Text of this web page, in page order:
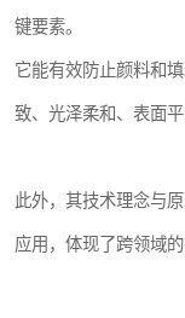
键要素。
它能有效防止颜料和
致、光泽柔和、表面
此外，其技术理念与
应用，体现了跨领域